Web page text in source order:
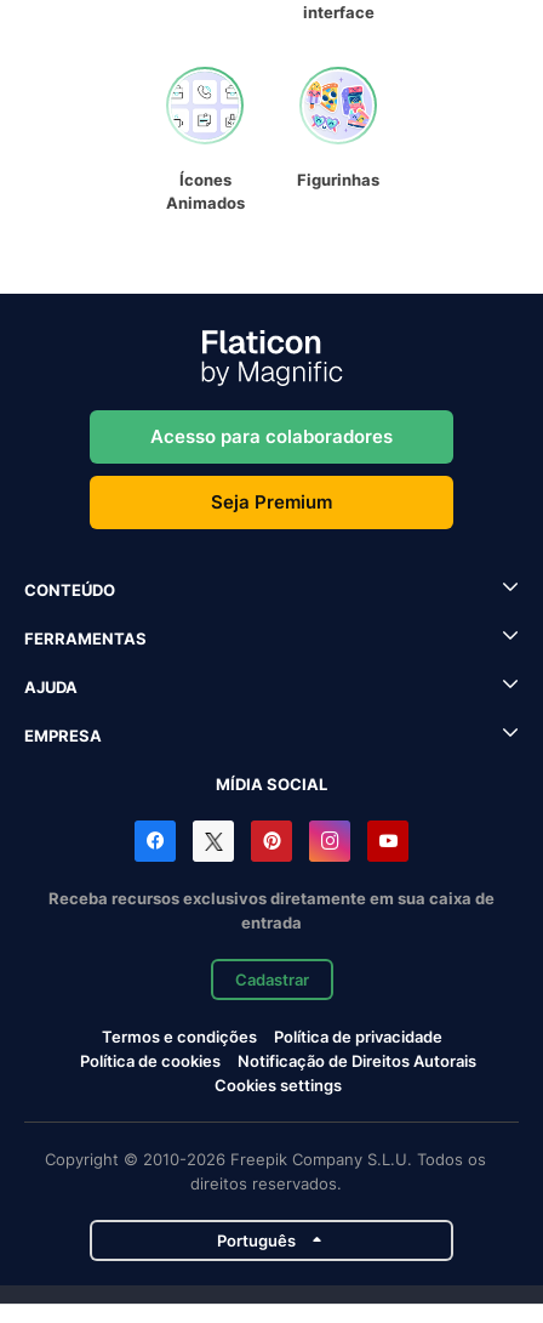
interface
Ícones
Animados
Figurinhas
Acesso para colaboradores
Seja Premium
CONTEÚDO
FERRAMENTAS
AJUDA
EMPRESA
MÍDIA SOCIAL
Receba recursos exclusivos diretamente em sua caixa de
entrada
Cadastrar
Termos e condições
Política de privacidade
Política de cookies
Notificação de Direitos Autorais
Cookies settings
Copyright © 2010-2026 Freepik Company S.L.U. Todos os
direitos reservados.
Português